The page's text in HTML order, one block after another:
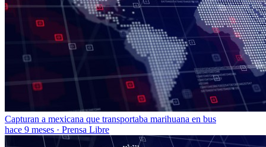
Capturan a mexicana que transportaba marihuana en bus
hace 9 meses · Prensa Libre